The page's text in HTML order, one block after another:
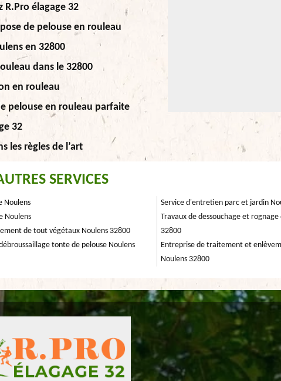
élagage 32
de pelouse en rouleau
en 32800
dans le 32800
en rouleau
pelouse en rouleau parfaite
32
les règles de l’art
SERVICES
Noulens
Noulens
de tout végétaux Noulens 32800
tonte de pelouse Noulens
Service d'entretien parc et jardin
Travaux de dessouchage et rognage
32800
Entreprise de traitement et
Noulens 32800